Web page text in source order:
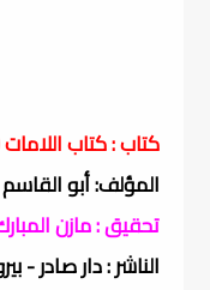
كتاب : كتاب اللامات
المؤلف: أبو القاسم
تحقيق : مازن
الناشر : دار صادر -